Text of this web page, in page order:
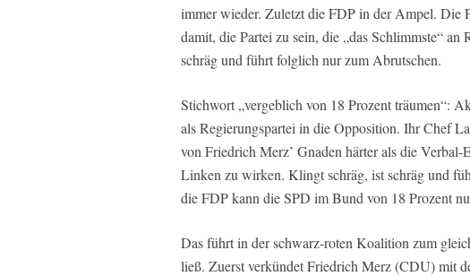
immer wieder. Zuletzt die FDP in der Ampel. Die
damit, die Partei zu sein, die „das Schlimmste“
schräg und führt folglich nur zum Abrutschen.
Stichwort „vergeblich von 18 Prozent träumen“:
als Regierungspartei in die Opposition. Ihr Chef
von Friedrich Merz’ Gnaden härter als die
Linken zu wirken. Klingt schräg, ist schräg und
die FDP kann die SPD im Bund von 18 Prozent
Das führt in der schwarz-roten Koalition zum
ließ. Zuerst verkündet Friedrich Merz (CDU) mit